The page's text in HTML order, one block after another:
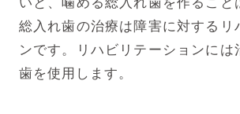
総入れ歯の治療は障害に対するリ
ンです。リハビリテーションには
歯を使用します。